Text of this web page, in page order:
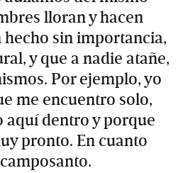
lloran y hacen
hecho sin importancia,
y que a nadie atañe,
Por ejemplo, yo
me encuentro solo,
dentro y porque
pronto. En cuanto